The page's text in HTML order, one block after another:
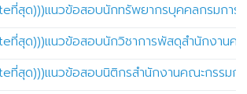
ที่สุด)))แนวข้อสอบนักทรัพยากรบุคคลกรมกา
ที่สุด)))แนวข้อสอบนักวิชาการพัสดุสำนักงานคณ
ที่สุด)))แนวข้อสอบนิติกรสำนักงานคณะกรรมกา